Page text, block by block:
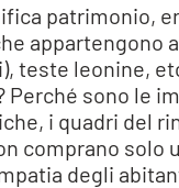
patrimonio,
appartengono
teste leonine,
sono le
i quadri del
comprano solo
degli